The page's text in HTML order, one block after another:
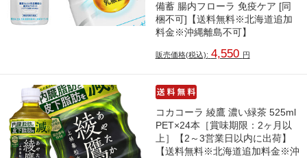
備蓄 腸内フローラ 免疫ケア [同
梱不可]【送料無料※北海道追加
料金※沖縄離島不可】
販売価格(税込): 4,550 円
コカコーラ 綾鷹 濃い緑茶 525ml
PET×24本［賞味期限：2ヶ月以
上］【2～3営業日以内に出荷】
【送料無料※北海道追加料金※沖